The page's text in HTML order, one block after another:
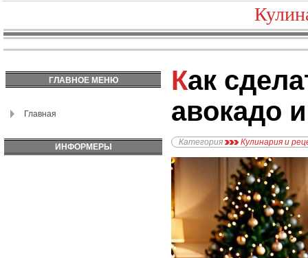
ГЛАВНОЕ МЕНЮ
Главная
ИНФОРМЕРЫ
Как сделать пасту с
авокадо
Категория Кулинария и